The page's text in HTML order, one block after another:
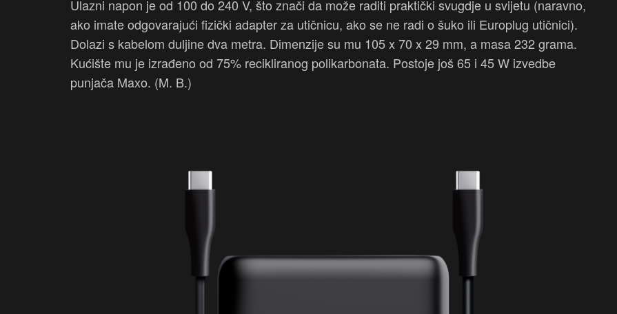
Ulazni napon je od 100 do 240 V, što znači da može raditi praktički svugdje u svijetu (naravno,
ako imate odgovarajući fizički adapter za utičnicu, ako se ne radi o šuko ili Europlug utičnici).
Dolazi s kabelom duljine dva metra. Dimenzije su mu 105 x 70 x 29 mm, a masa 232 grama.
Kućište mu je izrađeno od 75% recikliranog polikarbonata. Postoje još 65 i 45 W izvedbe
punjača Maxo. (M. B.)